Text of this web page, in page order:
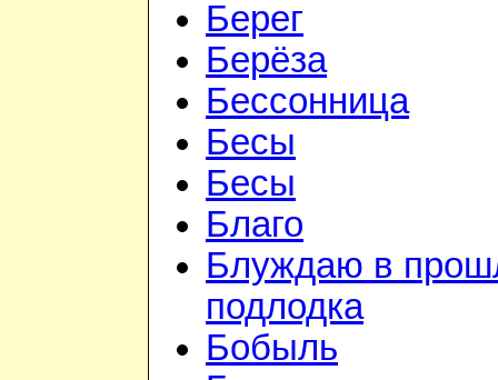
Берег
Берёза
Бессонница
Бесы
Бесы
Благо
Блуждаю в
подлодка
Бобыль